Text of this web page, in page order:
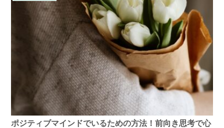
ポジティブマインドでいるための方法！前向き思考で心